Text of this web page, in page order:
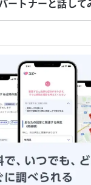
ートナーと話して